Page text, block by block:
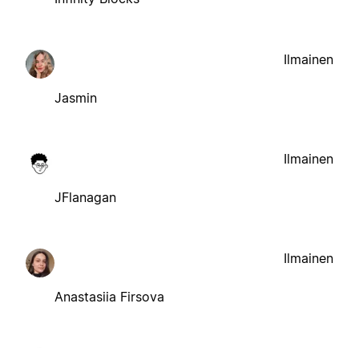
Jasmin
Ilmainen
JFlanagan
Ilmainen
Anastasiia Firsova
Ilmainen